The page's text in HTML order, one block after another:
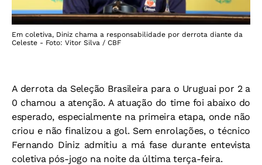
Em coletiva, Diniz chama a responsabilidade por derrota diante da
Celeste - Foto: Vitor Silva / CBF
A derrota da Seleção Brasileira para o Uruguai por 2 a
0 chamou a atenção. A atuação do time foi abaixo do
esperado, especialmente na primeira etapa, onde não
criou e não finalizou a gol. Sem enrolações, o técnico
Fernando Diniz admitiu a má fase durante entevista
coletiva pós-jogo na noite da última terça-feira.